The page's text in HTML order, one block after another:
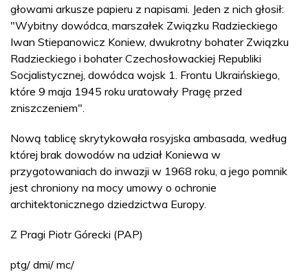
głowami arkusze papieru z napisami. Jeden z nich głosił:
"Wybitny dowódca, marszałek Związku Radzieckiego
Iwan Stiepanowicz Koniew, dwukrotny bohater Związku
Radzieckiego i bohater Czechosłowackiej Republiki
Socjalistycznej, dowódca wojsk 1. Frontu Ukraińskiego,
które 9 maja 1945 roku uratowały Pragę przed
zniszczeniem".
Nową tablicę skrytykowała rosyjska ambasada, według
której brak dowodów na udział Koniewa w
przygotowaniach do inwazji w 1968 roku, a jego pomnik
jest chroniony na mocy umowy o ochronie
architektonicznego dziedzictwa Europy.
Z Pragi Piotr Górecki (PAP)
ptg/ dmi/ mc/